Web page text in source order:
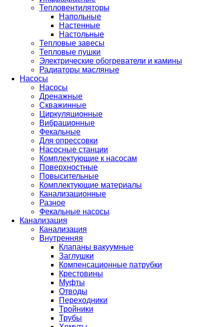
Тепловентиляторы
Напольные
Настенные
Настольные
Тепловые завесы
Тепловые пушки
Электрические обогреватели и камины
Радиаторы масляные
Насосы
Насосы
Дренажные
Скважинные
Циркуляционные
Вибрационные
Фекальные
Для опрессовки
Насосные станции
Комплектующие к насосам
Поверхностные
Повысительные
Комплектующие материалы
Канализационные
Разное
Фекальные насосы
Канализация
Канализация
Внутренняя
Клапаны вакуумные
Заглушки
Компенсационные патрубки
Крестовины
Муфты
Отводы
Переходники
Тройники
Трубы